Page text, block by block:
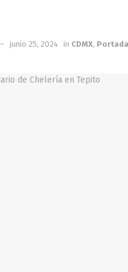
junio 25, 2024 in CDMX, Portada